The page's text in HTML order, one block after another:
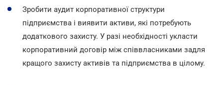
Зробити аудит корпоративної структури
підприємства і виявити активи, які потребують
додаткового захисту. У разі необхідності укласти
корпоративний договір між співвласниками задля
кращого захисту активів та підприємства в цілому.